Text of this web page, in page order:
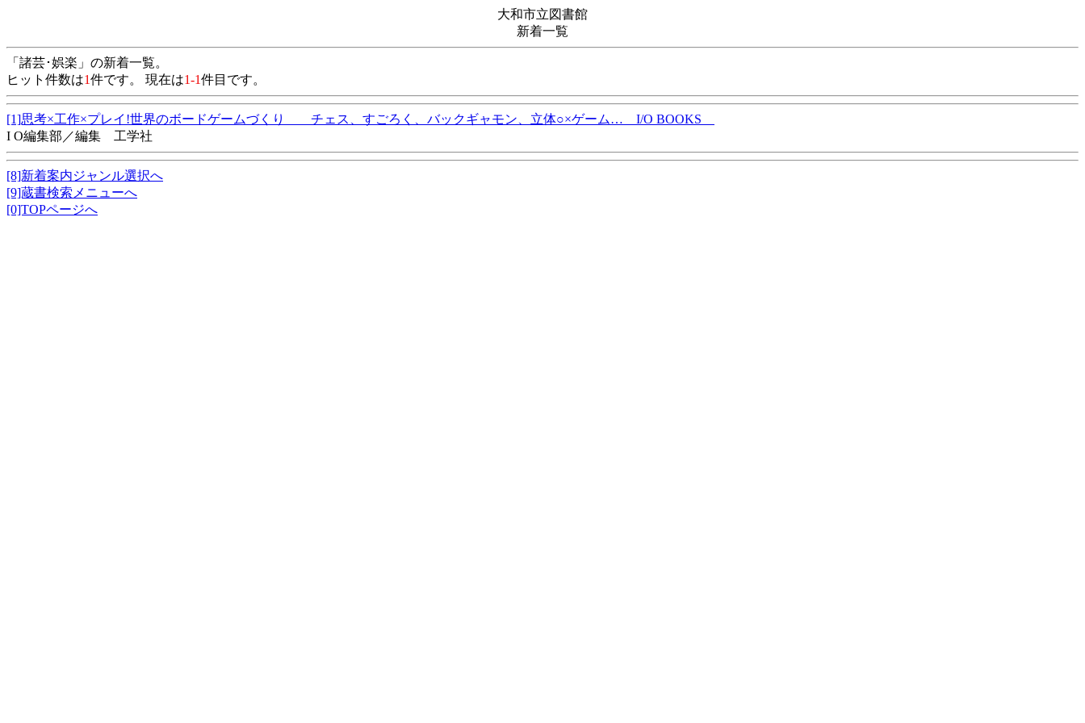
大和市立図書館
新着一覧
「諸芸･娯楽」の新着一覧。
ヒット件数は1件です。 現在は1-1件目です。
[1]思考×工作×プレイ!世界のボードゲームづくり チェス、すごろく、バックギャモン、立体○×ゲーム… I/O BOOKS
I O編集部／編集 工学社
[8]新着案内ジャンル選択へ
[9]蔵書検索メニューへ
[0]TOPページへ